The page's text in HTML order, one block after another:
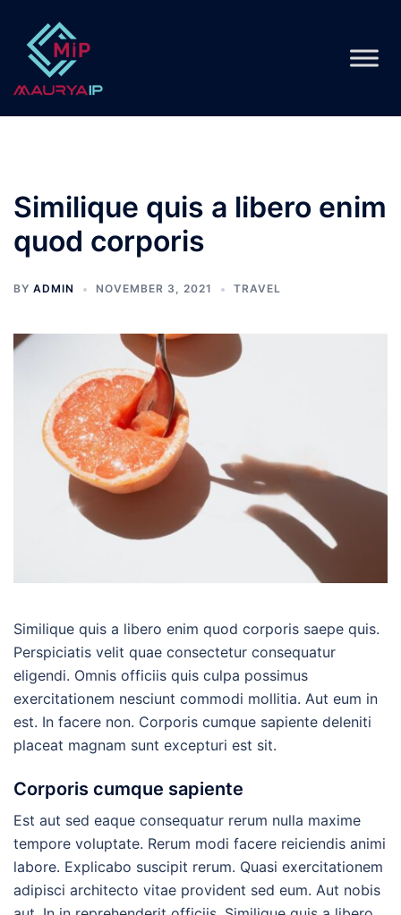
content
Similique quis a libero enim
quod corporis
BY ADMIN NOVEMBER 3, 2021 TRAVEL
Similique quis a libero enim quod corporis saepe quis.
Perspiciatis velit quae consectetur consequatur
eligendi. Omnis officiis quis culpa possimus
exercitationem nesciunt commodi mollitia. Aut eum in
est. In facere non. Corporis cumque sapiente deleniti
placeat magnam sunt excepturi est sit.
Corporis cumque sapiente
Est aut sed eaque consequatur rerum nulla maxime
tempore voluptate. Rerum modi facere reiciendis animi
labore. Explicabo suscipit rerum. Quasi exercitationem
adipisci architecto vitae provident sed eum. Aut nobis